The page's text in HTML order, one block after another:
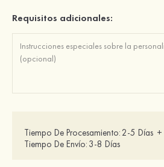
Requisitos adicionales:
Tiempo De Procesamiento: 2-5 Días +
Tiempo De Envío: 3-8 Días